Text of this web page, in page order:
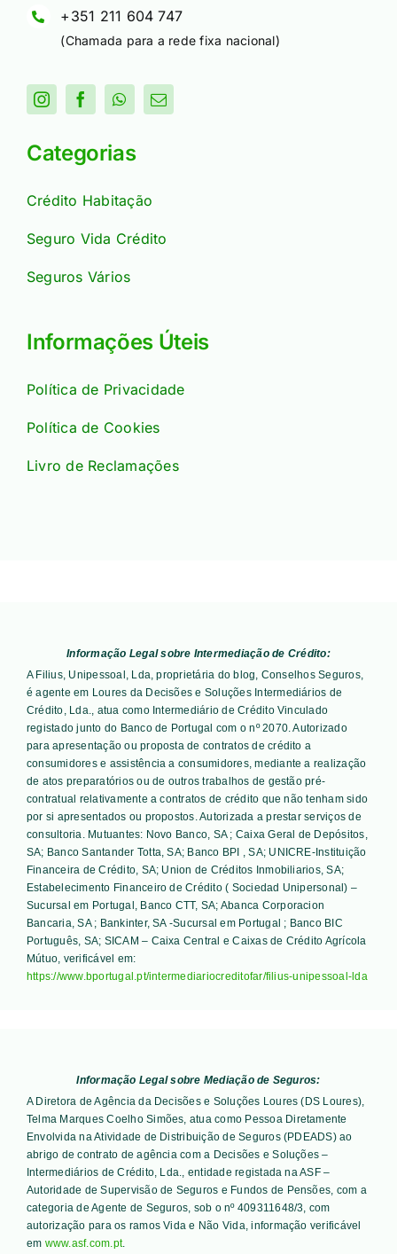
+351 211 604 747
(Chamada para a rede fixa nacional)
Categorias
Crédito Habitação
Seguro Vida Crédito
Seguros Vários
Informações Úteis
Política de Privacidade
Política de Cookies
Livro de Reclamações
Informação Legal sobre Intermediação de Crédito:
A Filius, Unipessoal, Lda, proprietária do blog, Conselhos Seguros,
é agente em Loures da Decisões e Soluções Intermediários de
Crédito, Lda., atua como Intermediário de Crédito Vinculado
registado junto do Banco de Portugal com o nº 2070. Autorizado
para apresentação ou proposta de contratos de crédito a
consumidores e assistência a consumidores, mediante a realização
de atos preparatórios ou de outros trabalhos de gestão pré-
contratual relativamente a contratos de crédito que não tenham sido
por si apresentados ou propostos. Autorizada a prestar serviços de
consultoria. Mutuantes: Novo Banco, SA ; Caixa Geral de Depósitos,
SA; Banco Santander Totta, SA; Banco BPI , SA; UNICRE-Instituição
Financeira de Crédito, SA; Union de Créditos Inmobiliarios, SA;
Estabelecimento Financeiro de Crédito ( Sociedad Unipersonal) –
Sucursal em Portugal, Banco CTT, SA; Abanca Corporacion
Bancaria, SA ; Bankinter, SA -Sucursal em Portugal ; Banco BIC
Português, SA; SICAM – Caixa Central e Caixas de Crédito Agrícola
Mútuo , verificável em:
https://www.bportugal.pt/intermediariocreditofar/filius-unipessoal-lda
Informação Legal sobre Mediação de Seguros:
A Diretora de Agência da Decisões e Soluções Loures (DS Loures),
Telma Marques Coelho Simões, atua como Pessoa Diretamente
Envolvida na Atividade de Distribuição de Seguros (PDEADS) ao
abrigo de contrato de agência com a Decisões e Soluções –
Intermediários de Crédito, Lda., entidade registada na ASF –
Autoridade de Supervisão de Seguros e Fundos de Pensões, com a
categoria de Agente de Seguros, sob o nº 409311648/3, com
autorização para os ramos Vida e Não Vida, informação verificável
em www.asf.com.pt.